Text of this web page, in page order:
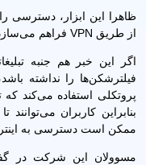
ظاهرا این ابزار، دسترسی
از طریق VPN فراهم می‌سازد.
اگر این خبر هم جنبه
فیلترشکن‌ها را نداشته
پروتکلی استفاده می‌کند
بنابراین کاربران
ممکن است دسترسی به